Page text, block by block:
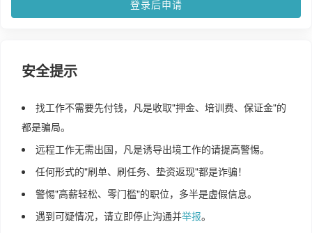
登录后申请
安全提示
找工作不需要先付钱，凡是收取"押金、培训费、保证金"的
都是骗局。
远程工作无需出国，凡是诱导出境工作的请提高警惕。
任何形式的"刷单、刷任务、垫资返现"都是诈骗！
警惕"高薪轻松、零门槛"的职位，多半是虚假信息。
遇到可疑情况，请立即停止沟通并举报。